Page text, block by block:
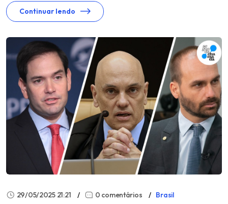
Continuar lendo
29/05/2025 21:21 0 comentários Brasil